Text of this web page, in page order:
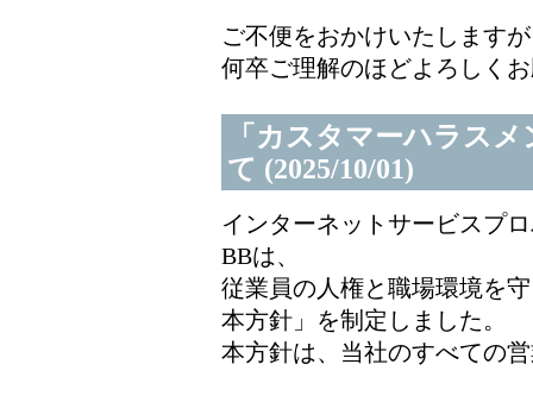
ご不便をおかけいたします
何卒ご理解のほどよろしく
「カスタマーハラス
て (2025/10/01)
インターネットサービスプ
BBは、
従業員の人権と職場環境を
本方針」を制定しました。
本方針は、当社のすべての